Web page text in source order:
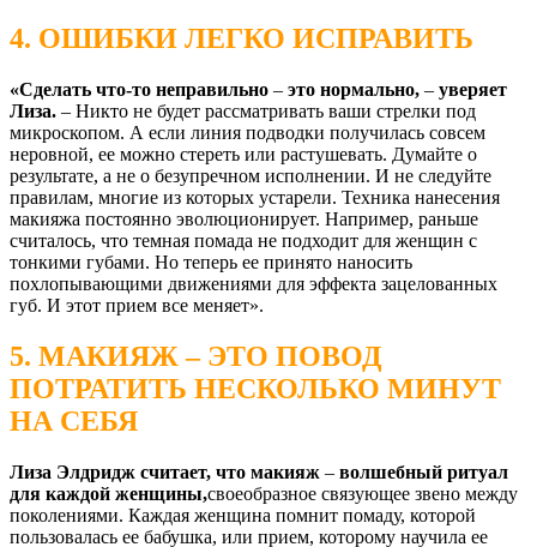
4. ОШИБКИ ЛЕГКО ИСПРАВИТЬ
«Сделать что-то неправильно – это нормально, – уверяет
Лиза. – Никто не будет рассматривать ваши стрелки под
микроскопом. А если линия подводки получилась совсем
неровной, ее можно стереть или растушевать. Думайте о
результате, а не о безупречном исполнении. И не следуйте
правилам, многие из которых устарели. Техника нанесения
макияжа постоянно эволюционирует. Например, раньше
считалось, что темная помада не подходит для женщин с
тонкими губами. Но теперь ее принято наносить
похлопывающими движениями для эффекта зацелованных
губ. И этот прием все меняет».
5. МАКИЯЖ – ЭТО ПОВОД
ПОТРАТИТЬ НЕСКОЛЬКО МИНУТ
НА СЕБЯ
Лиза Элдридж считает, что макияж – волшебный ритуал
для каждой женщины,своеобразное связующее звено между
поколениями. Каждая женщина помнит помаду, которой
пользовалась ее бабушка, или прием, которому научила ее